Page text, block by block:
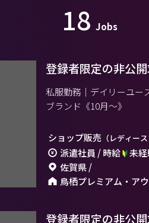
18 Jobs
登録者限定の非公
私服勤務｜デイリーユー
ブランド《10月〜》
ショップ販売 （レディー
派遣社員 / 時給 未
佐賀県 /
鳥栖プレミアム・ア
登録者限定の非公